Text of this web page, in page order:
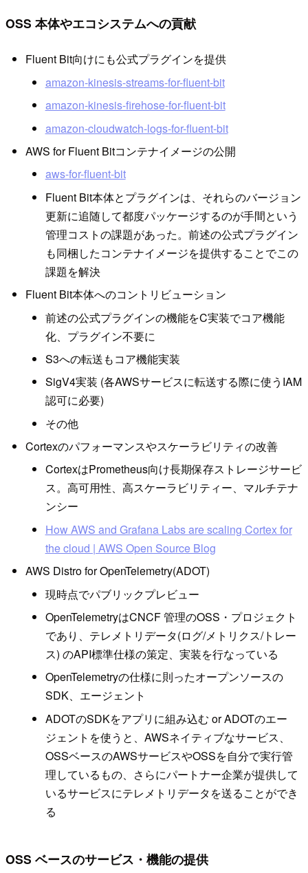
OSS 本体やエコシステムへの貢献
Fluent Bit向けにも公式プラグインを提供
amazon-kinesis-streams-for-fluent-bit
amazon-kinesis-firehose-for-fluent-bit
amazon-cloudwatch-logs-for-fluent-bit
AWS for Fluent Bitコンテナイメージの公開
aws-for-fluent-bit
Fluent Bit本体とプラグインは、それらのバージョン
更新に追随して都度パッケージするのが手間という
管理コストの課題があった。前述の公式プラグイン
も同梱したコンテナイメージを提供することでこの
課題を解決
Fluent Bit本体へのコントリビューション
前述の公式プラグインの機能をC実装でコア機能
化、プラグイン不要に
S3への転送もコア機能実装
SigV4実装 (各AWSサービスに転送する際に使うIAM
認可に必要)
その他
Cortexのパフォーマンスやスケーラビリティの改善
CortexはPrometheus向け長期保存ストレージサービ
ス。高可用性、高スケーラビリティー、マルチテナ
ンシー
How AWS and Grafana Labs are scaling Cortex for
the cloud | AWS Open Source Blog
AWS Distro for OpenTelemetry(ADOT)
現時点でパブリックプレビュー
OpenTelemetryはCNCF 管理のOSS・プロジェクト
であり、テレメトリデータ(ログ/メトリクス/トレー
ス) のAPI標準仕様の策定、実装を行なっている
OpenTelemetryの仕様に則ったオープンソースの
SDK、エージェント
ADOTのSDKをアプリに組み込む or ADOTのエー
ジェントを使うと、AWSネイティブなサービス、
OSSベースのAWSサービスやOSSを自分で実行管
理しているもの、さらにパートナー企業が提供して
いるサービスにテレメトリデータを送ることができ
る
OSS ベースのサービス・機能の提供